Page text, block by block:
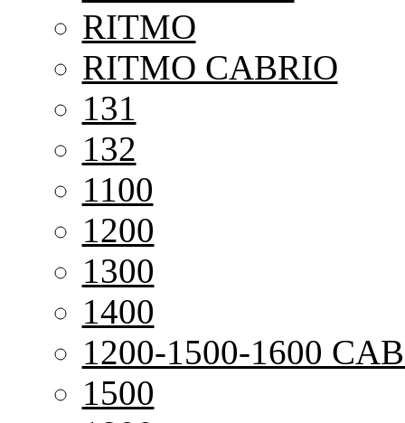
RITMO
RITMO CABRIO
131
132
1100
1200
1300
1400
1200-1500-1600
1500